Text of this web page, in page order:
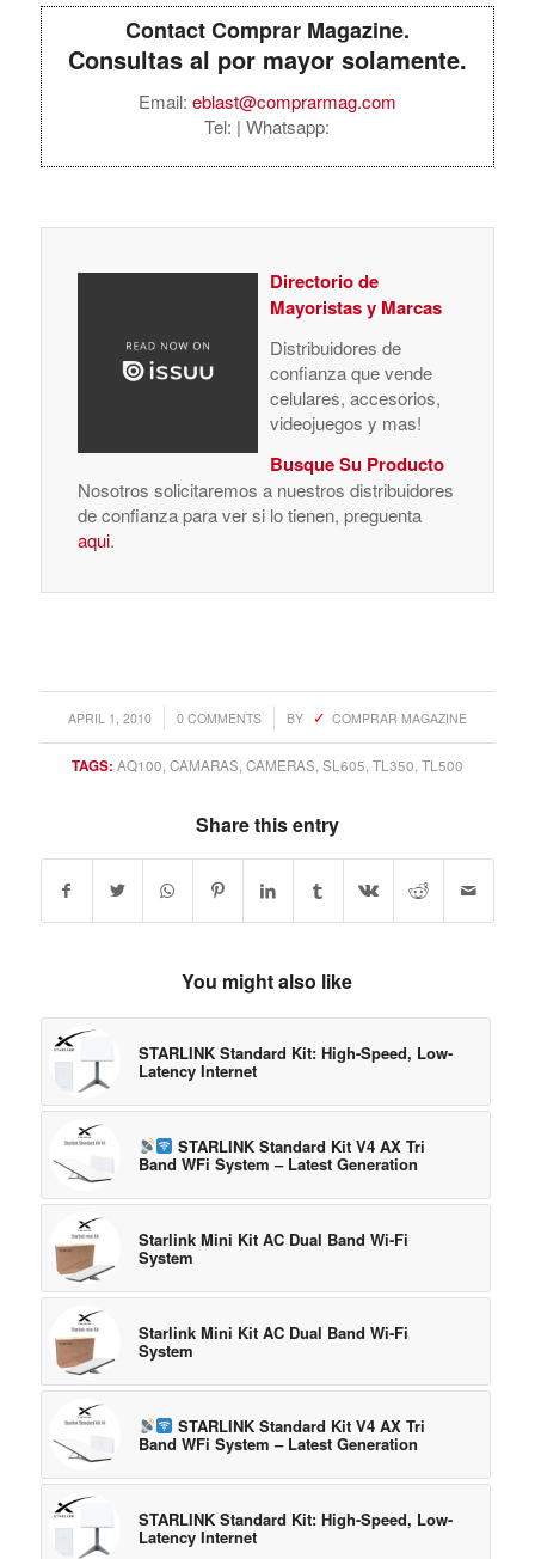
Contact Comprar Magazine.
Consultas al por mayor solamente.
Email: eblast@comprarmag.com
Tel: | Whatsapp:
Directorio de
Mayoristas y Marcas
Distribuidores de
confianza que vende
celulares, accesorios,
videojuegos y mas!
Busque Su Producto
Nosotros solicitaremos a nuestros distribuidores
de confianza para ver si lo tienen, preguenta
aqui.
APRIL 1, 2010
/ 0 COMMENTS
/ BY COMPRAR MAGAZINE
TAGS: AQ100 CAMARAS CAMERAS SL605 TL350 TL500
Share this entry
You might also like
STARLINK Standard Kit: High-Speed, Low-
Latency Internet
STARLINK Standard Kit V4 AX Tri
Band WFi System – Latest Generation
Starlink Mini Kit AC Dual Band Wi-Fi
System
Starlink Mini Kit AC Dual Band Wi-Fi
System
STARLINK Standard Kit V4 AX Tri
Band WFi System – Latest Generation
STARLINK Standard Kit: High-Speed, Low-
Latency Internet